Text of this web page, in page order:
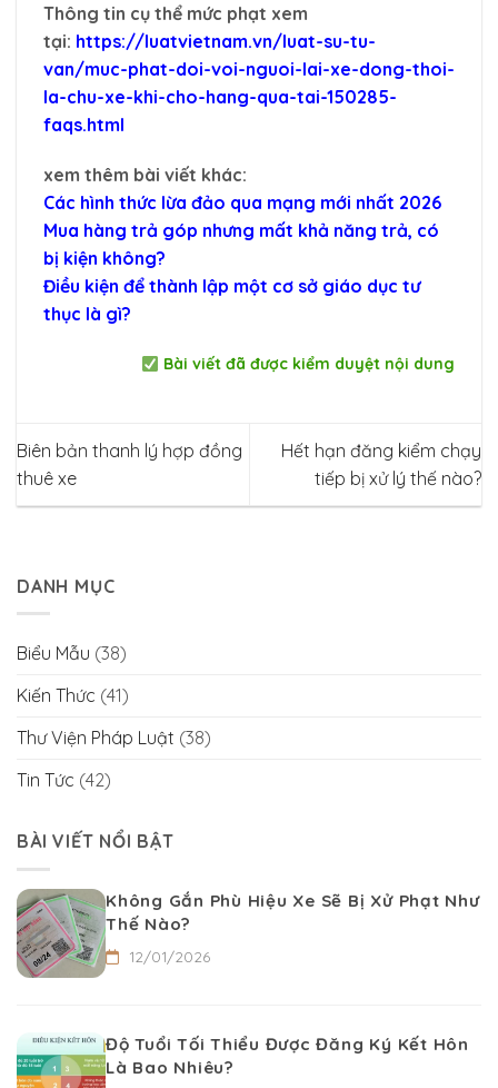
Thông tin cụ thể mức phạt xem
tại: https://luatvietnam.vn/luat-su-tu-
van/muc-phat-doi-voi-nguoi-lai-xe-dong-thoi-
la-chu-xe-khi-cho-hang-qua-tai-150285-
faqs.html
xem thêm bài viết khác:
Các hình thức lừa đảo qua mạng mới nhất 2026
Mua hàng trả góp nhưng mất khả năng trả, có
bị kiện không?
Điều kiện để thành lập một cơ sở giáo dục tư
thục là gì?
Bài viết đã được kiểm duyệt nội dung
Biên bản thanh lý hợp đồng
thuê xe
Hết hạn đăng kiểm chạy
tiếp bị xử lý thế nào?
DANH MỤC
Biểu Mẫu (38)
Kiến Thức (41)
Thư Viện Pháp Luật (38)
Tin Tức (42)
BÀI VIẾT NỔI BẬT
Không Gắn Phù Hiệu Xe Sẽ Bị Xử Phạt Như
Thế Nào?
12/01/2026
Độ Tuổi Tối Thiểu Được Đăng Ký Kết Hôn
Là Bao Nhiêu?